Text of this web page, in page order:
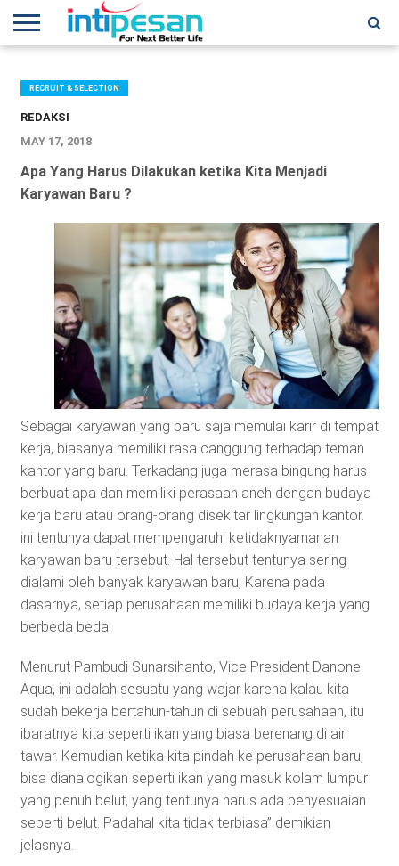
NEWS
CONFERENCES
TRAINING
IPSHOW
EVENT
IP
NETWORK
MORE
RECRUIT & SELECTION
REDAKSI
MAY 17, 2018
Apa Yang Harus Dilakukan ketika Kita Menjadi
Karyawan Baru ?
Sebagai karyawan yang baru saja memulai karir di tempat
kerja, biasanya memiliki rasa canggung terhadap teman
kantor yang baru. Terkadang juga merasa bingung harus
berbuat apa dan memiliki perasaan aneh dengan budaya
kerja baru atau orang-orang disekitar lingkungan kantor.
ini tentunya dapat mempengaruhi ketidaknyamanan
karyawan baru tersebut. Hal tersebut tentunya sering
dialami oleh banyak karyawan baru, Karena pada
dasarnya, setiap perusahaan memiliki budaya kerja yang
berbeda beda.
Menurut Pambudi Sunarsihanto, Vice President Danone
Aqua, ini adalah sesuatu yang wajar karena kalau kita
sudah bekerja bertahun-tahun di sebuah perusahaan, itu
ibaratnya kita seperti ikan yang biasa berenang di air
tawar. Kemudian ketika kita pindah ke perusahaan baru,
bisa dianalogikan seperti ikan yang masuk kolam lumpur
yang penuh belut, yang tentunya harus ada penyesuaian
seperti belut. Padahal kita tidak terbiasa” demikian
jelasnya.